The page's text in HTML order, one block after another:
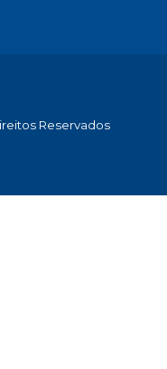
Reservados